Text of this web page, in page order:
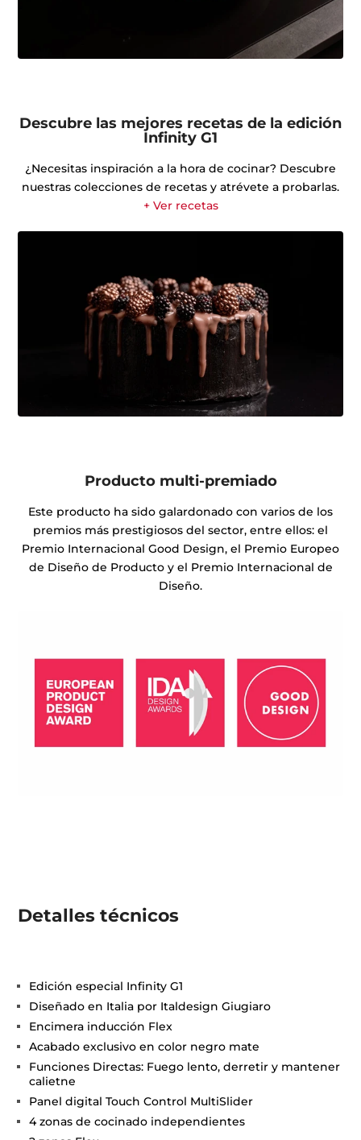
Descubre las mejores recetas de la edición
Infinity G1
¿Necesitas inspiración a la hora de cocinar? Descubre
nuestras colecciones de recetas y atrévete a probarlas.
+ Ver recetas
Producto multi-premiado
Este producto ha sido galardonado con varios de los
premios más prestigiosos del sector, entre ellos: el
Premio Internacional Good Design, el Premio Europeo
de Diseño de Producto y el Premio Internacional de
Diseño.
Detalles técnicos
Edición especial Infinity G1
Diseñado en Italia por Italdesign Giugiaro
Encimera inducción Flex
Acabado exclusivo en color negro mate
Funciones Directas: Fuego lento, derretir y mantener
calietne
Panel digital Touch Control MultiSlider
4 zonas de cocinado independientes